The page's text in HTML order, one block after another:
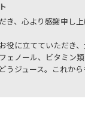
き、心より感謝申し上
役に立てていただき、
ェノール、ビタミン
うジュース。これか